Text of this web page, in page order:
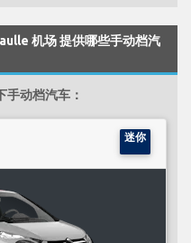
机场 提供哪些手动档汽
动档汽车：
迷你